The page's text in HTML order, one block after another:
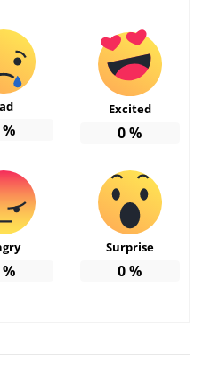
%
Excited
0%
%
Surprise
0%